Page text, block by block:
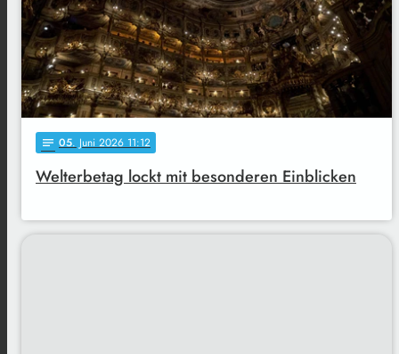
notes 05. Juni 2026 11:12
Welterbetag lockt mit besonderen Einblicken